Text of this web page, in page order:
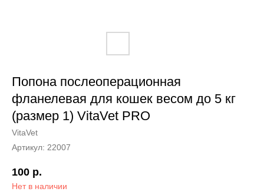
Попона послеоперационная
фланелевая для кошек весом до 5 кг
(размер 1) VitaVet PRO
VitaVet
Артикул: 22007
100 р.
Нет в наличии